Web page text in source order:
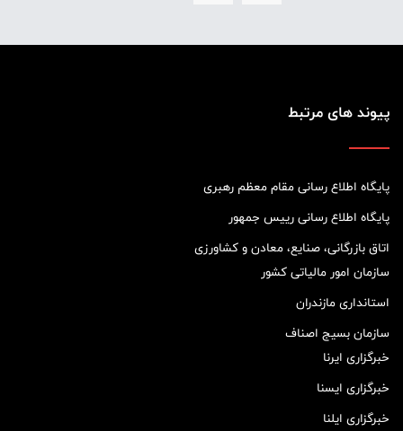
پیوند های مرتبط
پایگاه اطلاع رسانی مقام معظم رهبری
پایگاه اطلاع رسانی رییس جمهور
اتاق بازرگانی، صنایع، معادن و کشاورزی
سازمان امور مالیاتی کشور
استانداری مازندران
سازمان بسیج اصناف
خبرگزاری ایرنا
خبرگزاری ایسنا
خبرگزاری ایلنا